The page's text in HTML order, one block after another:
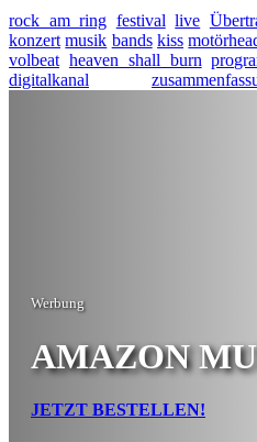
rock am ring festival live
konzert musik bands kiss
volbeat heaven shall burn
digitalkanal
Werbung
AMAZON
JETZT BESTELLEN!